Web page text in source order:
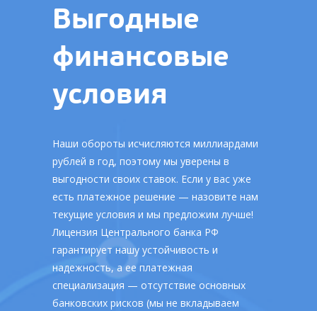
Выгодные
финансовые
условия
Наши обороты исчисляются миллиардами
рублей в год, поэтому мы уверены в
выгодности своих ставок. Если у вас уже
есть платежное решение — назовите нам
текущие условия и мы предложим лучше!
Лицензия Центрального банка РФ
гарантирует нашу устойчивость и
надежность, а ее платежная
специализация — отсутствие основных
банковских рисков (мы не вкладываем